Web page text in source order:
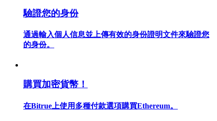
合約功能使用指南
驗證您的身份
通過輸入個人信息並上傳有效的身份證明文件來驗證您
的身份。
購買加密貨幣！
在Bitrue上使用多種付款選項購買Ethereum。